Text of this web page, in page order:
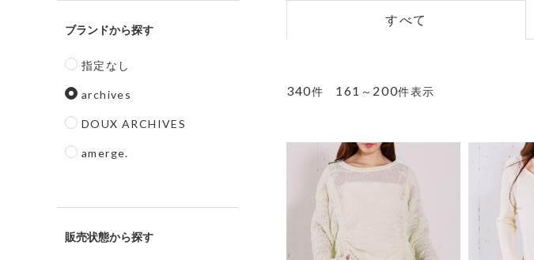
ブランド
指定なし
archives
DOUX ARCHIVES
amerge.
販売状態
すべて
340件 161 ～ 200件表示